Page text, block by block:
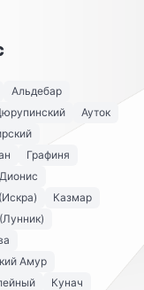
Альдебар
Ауток
Графиня
Дионис
Казмар
Амур
Кунач